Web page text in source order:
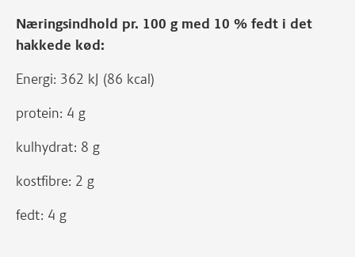
Næringsindhold pr. 100 g med 10 % fedt i det
hakkede kød:
Energi: 362 kJ (86 kcal)
protein: 4 g
kulhydrat: 8 g
kostfibre: 2 g
fedt: 4 g